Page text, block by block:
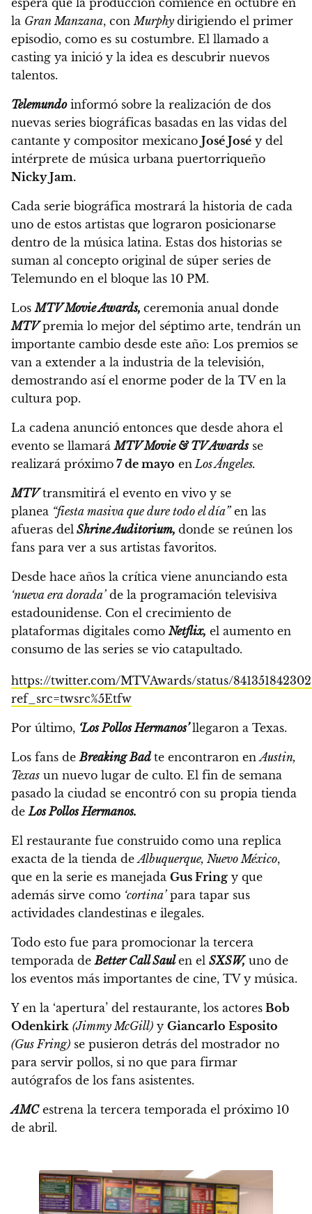
espera que la producción comience en octubre en
la Gran Manzana, conMurphy dirigiendo el primer
episodio, como es su costumbre. El llamado a
casting ya inició y la idea es descubrir nuevos
talentos.
Telemundoinformó sobre la realización de dos
nuevas series biográficas basadas en las vidas del
cantante y compositor mexicano José José y del
intérprete de música urbana puertorriqueño
Nicky Jam.
Cada serie biográfica mostrará la historia de cada
uno de estos artistas que lograron posicionarse
dentro de la música latina. Estas dos historias se
suman al concepto original de súper series de
Telemundo en el bloque las 10 PM.
LosMTV Movie Awards, ceremonia anual donde
MTVpremia lo mejor del séptimo arte, tendrán un
importante cambio desde este año: Los premios se
van a extender a la industria de la televisión,
demostrando así el enorme poder de la TV en la
cultura pop.
La cadena anunció entonces que desde ahora el
evento se llamaráMTV Movie & TV Awardsse
realizará próximo 7 de mayo enLos Ángeles.
MTVtransmitirá el evento en vivo y se
planea “fiesta masiva que dure todo el día”en las
afueras del Shrine Auditorium, donde se reúnen los
fans para ver a sus artistas favoritos.
Desde hace años la crítica viene anunciando esta
‘nueva era dorada’de la programación televisiva
estadounidense. Con el crecimiento de
plataformas digitales comoNetflix, el aumento en
consumo de las series se vio catapultado.
https://twitter.com/MTVAwards/status/
ref_src=twsrc%5Etfw
Por último, ‘Los Pollos Hermanos’ llegaron a Texas.
Los fans deBreaking Bad te encontraron enAustin,
Texas un nuevo lugar de culto. El fin de semana
pasado la ciudad se encontró con su propia tienda
deLos Pollos Hermanos.
El restaurante fue construido como una replica
exacta de la tienda deAlbuquerque, Nuevo México,
que en la serie es manejada Gus Fring y que
además sirve como ‘cortina’para tapar sus
actividades clandestinas e ilegales.
Todo esto fue para promocionar la tercera
temporada deBetter Call Saul en el SXSW,uno de
los eventos más importantes de cine, TV y música.
Y en la ‘apertura’ del restaurante, los actores Bob
Odenkirk (Jimmy McGill) y Giancarlo Esposito
(Gus Fring) se pusieron detrás del mostrador no
para servir pollos, si no que para firmar
autógrafos de los fans asistentes.
AMCestrena la tercera temporada el próximo 10
de abril.